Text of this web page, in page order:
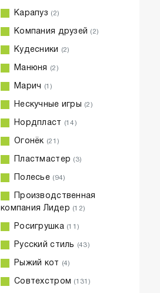
Карапуз (2)
Компания друзей (2)
Кудесники (2)
Манюня (2)
Марич (1)
Нескучные игры (2)
Нордпласт (14)
Огонёк (21)
Пластмастер (3)
Полесье (94)
Производственная
компания Лидер (12)
Росигрушка (11)
Русский стиль (43)
Рыжий кот (4)
Совтехстром (131)